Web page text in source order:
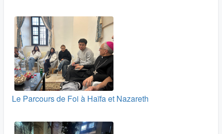
Le Parcours de Foi à Haïfa et Nazareth